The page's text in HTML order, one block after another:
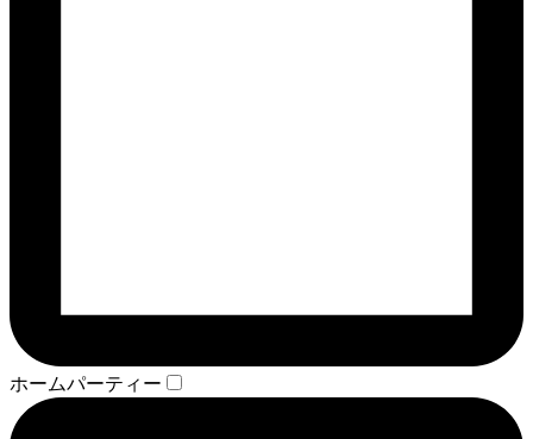
ホームパーティー